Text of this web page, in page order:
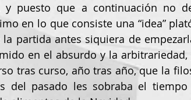
y puesto que a continuación no
en lo que consiste una “idea”
partida antes siquiera de
en el absurdo y la
tras curso, año tras año, que la
del pasado les sobraba el